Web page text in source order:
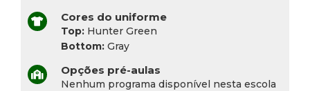
Cores do uniforme
Top: Hunter Green
Bottom: Gray
Opções pré-aulas
Nenhum programa disponível nesta escola